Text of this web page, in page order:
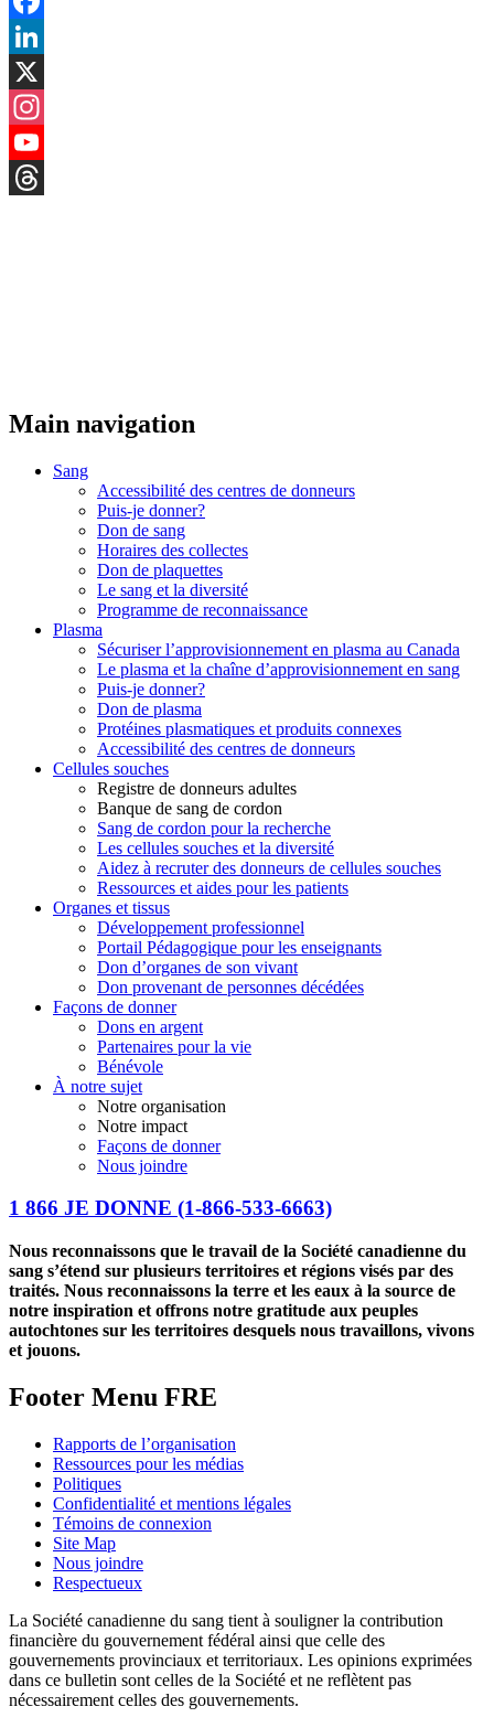
Facebook
LinkedIn
X
Instagram
YouTube
Main navigation
Sang
Accessibilité des centres de donneurs
Puis-je donner?
Don de sang
Horaires des collectes
Don de plaquettes
Le sang et la diversité
Programme de reconnaissance
Plasma
Sécuriser l’approvisionnement en plasma au Canada
Le plasma et la chaîne d’approvisionnement en sang
Puis-je donner?
Don de plasma
Protéines plasmatiques et produits connexes
Accessibilité des centres de donneurs
Cellules souches
Registre de donneurs adultes
Banque de sang de cordon
Sang de cordon pour la recherche
Les cellules souches et la diversité
Aidez à recruter des donneurs de cellules souches
Ressources et aides pour les patients
Organes et tissus
Développement professionnel
Portail Pédagogique pour les enseignants
Don d’organes de son vivant
Don provenant de personnes décédées
Façons de donner
Dons en argent
Partenaires pour la vie
Bénévole
À notre sujet
Notre organisation
Notre impact
Façons de donner
Nous joindre
1 866 JE DONNE (1-866-533-6663)
Nous reconnaissons que le travail de la Société canadienne du
sang s’étend sur plusieurs territoires et régions visés par des
traités. Nous reconnaissons la terre et les eaux à la source de
notre inspiration et offrons notre gratitude aux peuples
autochtones sur les territoires desquels nous travaillons, vivons
et jouons.
Footer Menu FRE
Rapports de l’organisation
Ressources pour les médias
Politiques
Confidentialité et mentions légales
Témoins de connexion
Site Map
Nous joindre
Respectueux
La Société canadienne du sang tient à souligner la contribution
financière du gouvernement fédéral ainsi que celle des
gouvernements provinciaux et territoriaux. Les opinions exprimées
dans ce bulletin sont celles de la Société et ne reflètent pas
nécessairement celles des gouvernements.